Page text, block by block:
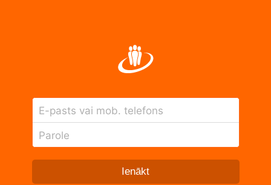
E-pasts vai mob. telefons
Parole
Ienākt